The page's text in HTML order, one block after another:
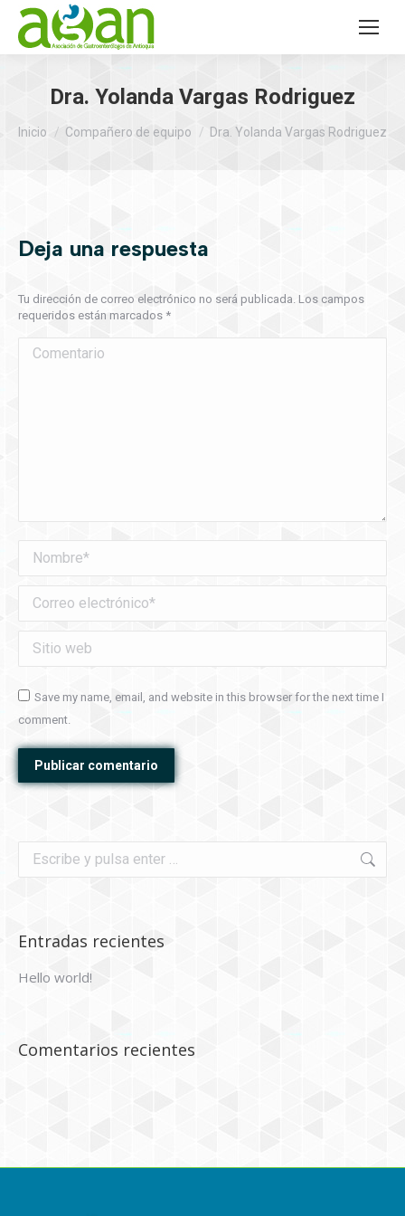
Dra. Yolanda Vargas Rodriguez
Estás aquí:
Inicio Compañero de equipo Dra. Yolanda Vargas Rodriguez
Deja una respuesta
Tu dirección de correo electrónico no será publicada. Los campos
requeridos están marcados *
Comentario
Nombre *
Correo electrónico *
Sitio web
Save my name, email, and website in this browser for the next time I
comment.
Publicar comentario
Buscar:
Entradas recientes
Hello world!
Comentarios recientes